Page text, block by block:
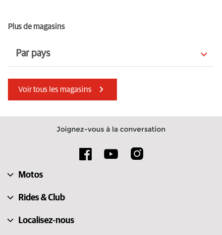
Plus de magasins
Par pays
Luxembourg
Émirats arabes unis
Grèce
Voir tous les magasins
Joignez-vous à la conversation
Motos
Rides & Club
Localisez-nous